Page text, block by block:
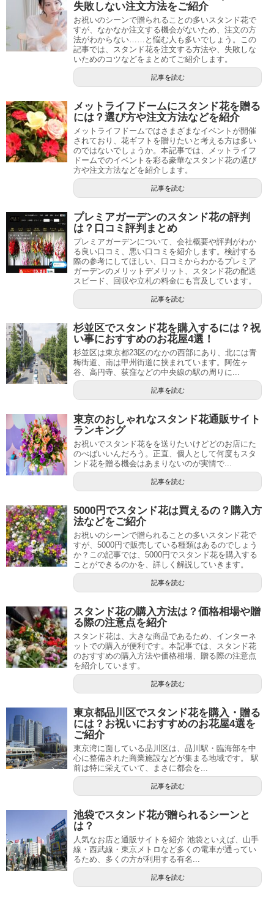
失敗しない注文方法をご紹介
お祝いのシーンで贈られることの多いスタンド花で
すが、なかなか注文する機会がないため、注文の方
法がわからない……と悩む人も多いでしょう。この
記事では、スタンド花を注文する方法や、失敗しな
いためのコツなどをまとめてご紹介します。
記事を読む
メットライフドームにスタンド花を贈る
には？選び方や注文方法などを紹介
メットライフドームではさまざまなイベントが開催
されており、花ギフトを贈りたいと考える方は多い
のではないでしょうか。本記事では、メットライフ
ドームでのイベントを彩る豪華なスタンド花の選び
方や注文方法などを紹介します。
記事を読む
プレミアガーデンのスタンド花の評判
は？口コミ評判まとめ
プレミアガーデンについて、会社概要や評判がわか
る良い口コミ、悪い口コミを紹介します。検討する
際の参考にしてほしい、口コミからわかるプレミア
ガーデンのメリットデメリット、スタンド花の配送
スピード、回収や立札の料金にも言及しています。
記事を読む
杉並区でスタンド花を購入するには？祝
い事におすすめのお花屋4選！
杉並区は東京都23区のなかの西部にあり、北には青
梅街道、南は甲州街道に挟まれています。阿佐ヶ
谷、高円寺、荻窪などの中央線の駅の周りに...
記事を読む
東京のおしゃれなスタンド花通販サイト
ランキング
お祝いでスタンド花をを送りたいけどどのお店にた
のべばいいんだろう。正直、個人として何度もスタ
ンド花を贈る機会はあまりないのが実情で...
記事を読む
5000円でスタンド花は買えるの？購入方
法などをご紹介
お祝いのシーンで贈られることの多いスタンド花で
すが、5000円で販売している種類はあるのでしょう
か？この記事では、5000円でスタンド花を購入する
ことができるのかを、詳しく解説していきます。
記事を読む
スタンド花の購入方法は？価格相場や贈
る際の注意点を紹介
スタンド花は、大きな商品であるため、インターネ
ットでの購入が便利です。本記事では、スタンド花
のおすすめの購入方法や価格相場、贈る際の注意点
を紹介しています。
記事を読む
東京都品川区でスタンド花を購入・贈る
には？お祝いにおすすめのお花屋4選を
ご紹介
東京湾に面している品川区は、品川駅・臨海部を中
心に整備された商業施設などが集まる地域です。 駅
前は特に栄えていて、まさに都会を...
記事を読む
池袋でスタンド花が贈られるシーンと
は？
人気なお店と通販サイトを紹介 池袋といえば、山手
線・西武線・東京メトロなど多くの電車が通ってい
るため、多くの方が利用する有名...
記事を読む